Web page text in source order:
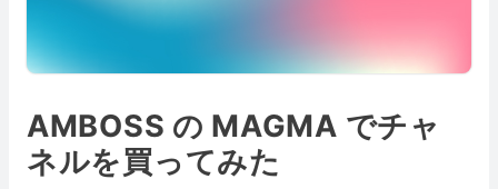
AMBOSS の MAGMA でチャ
ネルを買ってみた